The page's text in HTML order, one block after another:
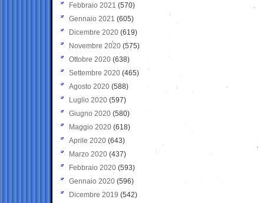
Febbraio 2021 (570)
Gennaio 2021 (605)
Dicembre 2020 (619)
Novembre 2020 (575)
Ottobre 2020 (638)
Settembre 2020(465)
Agosto 2020 (588)
Luglio 2020 (597)
Giugno 2020 (580)
Maggio 2020 (618)
Aprile 2020 (643)
Marzo 2020 (437)
Febbraio 2020 (593)
Gennaio 2020 (596)
Dicembre 2019 (542)